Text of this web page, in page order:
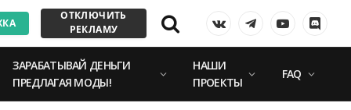
ОТКЛЮЧИТЬ
РЕКЛАМУ
VKontakteTelegramYouTube
ЗАРАБАТЫВАЙ ДЕНЬГИ
ПРЕДЛАГАЯ МОДЫ!
НАШИ
ПРОЕКТЫ
FAQ